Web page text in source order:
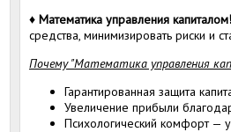
♦ Математика управления капиталом!
средства, минимизировать риски и
Почему "Математика управления
Гарантированная защита
Увеличение прибыли
Психологический комфорт —